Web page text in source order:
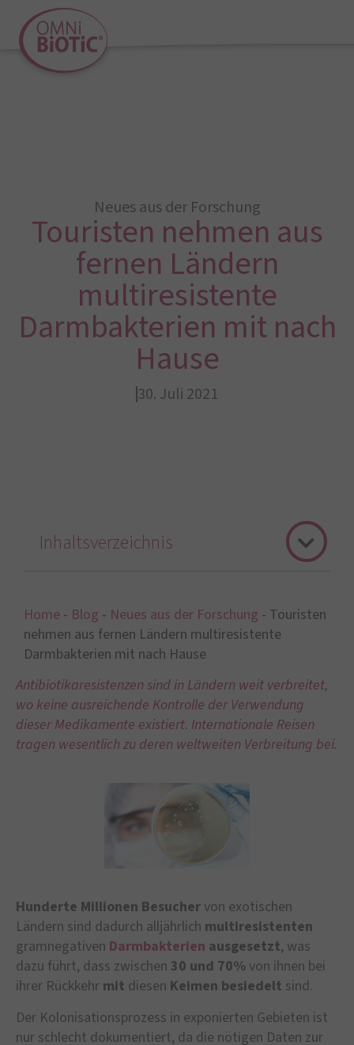
Neues aus der Forschung
Touristen nehmen aus
fernen Ländern
multiresistente
Darmbakterien mit nach
Hause
30. Juli 2021
Home - Blog - Neues aus der Forschung - Touristen
nehmen aus fernen Ländern multiresistente
Darmbakterien mit nach Hause
Antibiotikaresistenzen sind in Ländern weit verbreitet,
wo keine ausreichende Kontrolle der Verwendung
dieser Medikamente existiert. Internationale Reisen
tragen wesentlich zu deren weltweiten Verbreitung bei.
Hunderte Millionen Besucher von exotischen
Ländern sind dadurch alljährlich multiresistenten
gramnegativen Darmbakterien ausgesetzt, was
dazu führt, dass zwischen 30 und 70% von ihnen bei
ihrer Rückkehr mit diesen Keimen besiedelt sind.
Der Kolonisationsprozess in exponierten Gebieten ist
nur schlecht dokumentiert, da die nötigen Daten zur
Inhaltsverzeichnis